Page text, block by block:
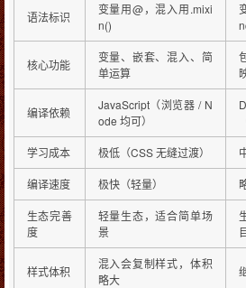
语法标识
变量用@，混入用.mixi
n()
核心功能
变量、嵌套、混入、简
单运算
编译依赖
JavaScript（浏览器 / N
ode 均可）
学习成本 极低（CSS 无缝过渡）
编译速度 极快（轻量）
生态完善
度
轻量生态，适合简单场
景
样式体积
混入会复制样式，体积
略大